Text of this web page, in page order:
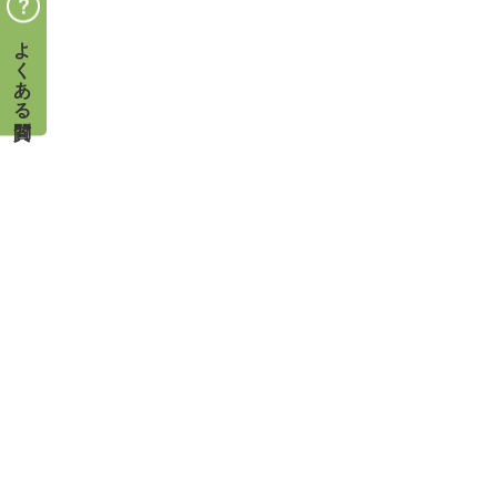
よくある質問